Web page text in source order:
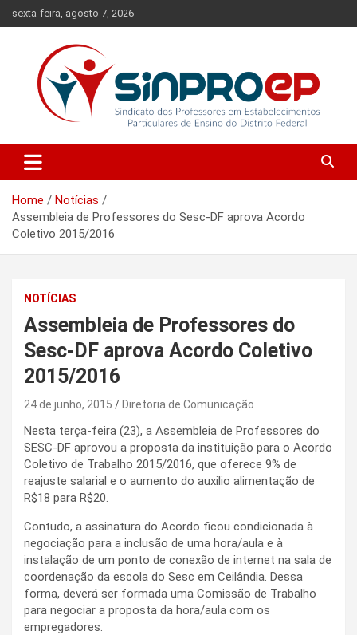
to
sexta-feira, agosto 7, 2026
Sinproep-DF
Ensino do Distrito Federal
Home
Notícias
Assembleia de Professores do Sesc-DF aprova Acordo
Coletivo 2015/2016
NOTÍCIAS
Assembleia de Professores do
Sesc-DF aprova Acordo Coletivo
2015/2016
24 de junho, 2015 Diretoria de Comunicação
Nesta terça-feira (23), a Assembleia de Professores do
SESC-DF aprovou a proposta da instituição para o Acordo
Coletivo de Trabalho 2015/2016, que oferece 9% de
reajuste salarial e o aumento do auxilio alimentação de
R$18 para R$20.
Contudo, a assinatura do Acordo ficou condicionada à
negociação para a inclusão de uma hora/aula e à
instalação de um ponto de conexão de internet na sala de
coordenação da escola do Sesc em Ceilândia. Dessa
forma, deverá ser formada uma Comissão de Trabalho
para negociar a proposta da hora/aula com os
empregadores.